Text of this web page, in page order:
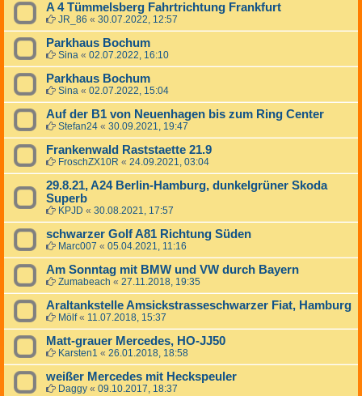
A 4 Tümmelsberg Fahrtrichtung Frankfurt
JR_86 « 30.07.2022, 12:57
Parkhaus Bochum
Sina « 02.07.2022, 16:10
Parkhaus Bochum
Sina « 02.07.2022, 15:04
Auf der B1 von Neuenhagen bis zum Ring Center
Stefan24 « 30.09.2021, 19:47
Frankenwald Raststaette 21.9
FroschZX10R « 24.09.2021, 03:04
29.8.21, A24 Berlin-Hamburg, dunkelgrüner Skoda
Superb
KPJD « 30.08.2021, 17:57
schwarzer Golf A81 Richtung Süden
Marc007 « 05.04.2021, 11:16
Am Sonntag mit BMW und VW durch Bayern
Zumabeach « 27.11.2018, 19:35
Araltankstelle Amsickstrasseschwarzer Fiat, Hamburg
Mölf« 11.07.2018, 15:37
Matt-grauer Mercedes, HO-JJ50
Karsten1 « 26.01.2018, 18:58
weißer Mercedes mit Heckspeuler
Daggy « 09.10.2017, 18:37